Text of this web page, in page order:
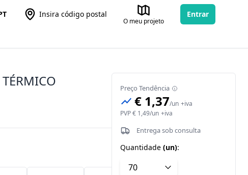
Insira código postal
O meu projeto
Entrar
Preço Tendência
€ 1,37/un +iva
PVP€ 1,49/un +iva
Entrega sob consulta
Quantidade (un):